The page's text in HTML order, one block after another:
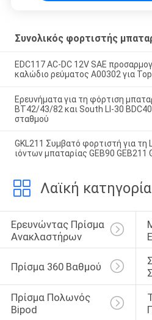
Συνολικός φορτιστής
EDC117 AC-DC 12V SAE
καλώδιο ρεύματος A00302 για
Ερευνήματα για τη φόρτιση
BT42/43/82 και South LI-30
σταθμού
GKL211 Συμβατό φορτιστή για τη
ιόντων μπαταρίας GEB90 GEB211
Λαϊκή κατηγορία
Ερευνώντας Πρίσμα
Ανακλαστήρων
Πρίσμα 360 Βαθμού
Πρίσμα Πολωνός
Bipod